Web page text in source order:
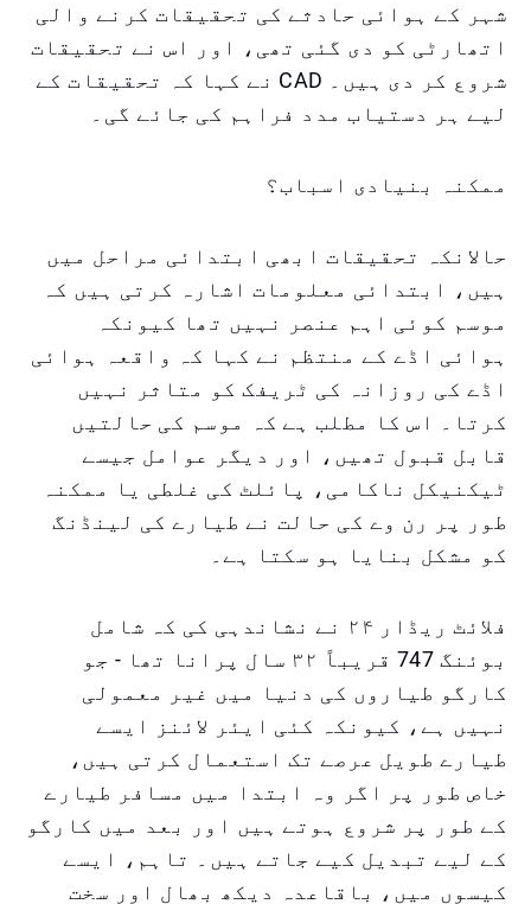
شہر کے ہوائی حادثے کی تحقیقات کرنے والی
اتھارٹی کو دی گئی تھی، اور اس نے تحقیقات
شروع کر دی ہیں۔ CAD نے کہا کہ تحقیقات کے
لیے ہر دستیاب مدد فراہم کی جائے گی۔
ممکنہ بنیادی اسباب؟
حالانکہ تحقیقات ابھی ابتدائی مراحل میں
ہیں، ابتدائی معلومات اشارہ کرتی ہیں کہ
موسم کوئی اہم عنصر نہیں تھا کیونکہ
ہوائی اڈے کے منتظم نے کہا کہ واقعہ ہوائی
اڈے کی روزانہ کی ٹریفک کو متاثر نہیں
کرتا۔ اس کا مطلب ہے کہ موسم کی حالتیں
قابل قبول تھیں، اور دیگر عوامل جیسے
ٹیکنیکل ناکامی، پائلٹ کی غلطی یا ممکنہ
طور پر رن وے کی حالت نے طیارے کی لینڈنگ
کو مشکل بنایا ہو سکتا ہے۔
فلائٹ ریڈار ۲۴ نے نشاندہی کی کہ شامل
بوئنگ 747 قریباً ۳۲ سال پرانا تھا - جو
کارگو طیاروں کی دنیا میں غیر معمولی
نہیں ہے، کیونکہ کئی ایئر لائنز ایسے
طیارے طویل عرصے تک استعمال کرتی ہیں،
خاص طور پر اگر وہ ابتدا میں مسافر طیارے
کے طور پر شروع ہوتے ہیں اور بعد میں کارگو
کے لیے تبدیل کیے جاتے ہیں۔ تاہم، ایسے
کیسوں میں، باقاعدہ دیکھ بھال اور سخت